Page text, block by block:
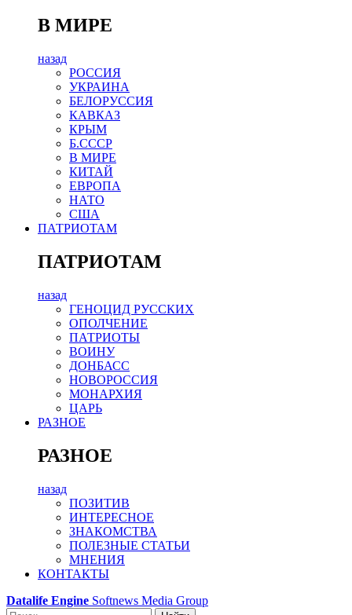
В МИРЕ
назад
РОСCИЯ
УКРАИНА
БЕЛОРУССИЯ
КАВКАЗ
КРЫМ
Б.СССР
В МИРЕ
КИТАЙ
ЕВРОПА
НАТО
США
ПАТРИОТАМ
ПАТРИОТАМ
назад
ГЕНОЦИД РУССКИХ
ОПОЛЧЕНИЕ
ПАТРИОТЫ
ВОИНУ
ДОНБАСС
НОВОРОССИЯ
МОНАРХИЯ
ЦАРЬ
РАЗНОЕ
РАЗНОЕ
назад
ПОЗИТИВ
ИНТЕРЕСНОЕ
ЗНАКОМСТВА
ПОЛЕЗНЫЕ СТАТЬИ
МНЕНИЯ
КОНТАКТЫ
Datalife Engine Softnews Media Group